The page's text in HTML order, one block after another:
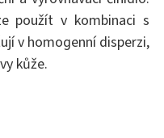
použít v kombinaci s
v homogenní disperzi,
kůže.